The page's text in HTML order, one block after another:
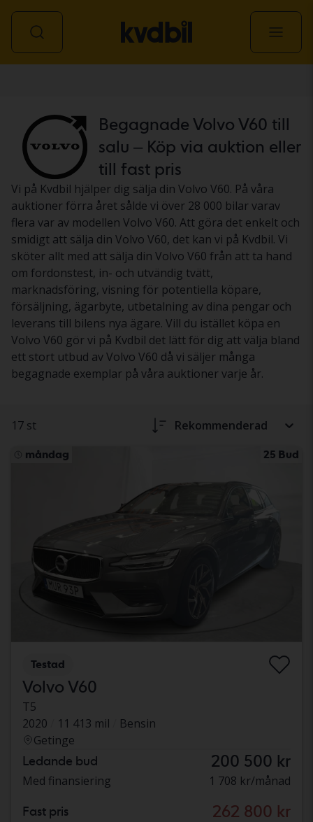
Begagnade Volvo V60 till
salu – Köp via auktion eller
till fast pris
Vi på Kvdbil hjälper dig sälja din Volvo V60. På våra
auktioner förra året sålde vi över 28 000 bilar varav
flera var av modellen Volvo V60. Att göra det enkelt och
smidigt att sälja din Volvo V60, det kan vi på Kvdbil. Vi
sköter allt med att sälja din Volvo V60 från att ta hand
om fordonstest, in- och utvändig tvätt,
marknadsföring, visning för potentiella köpare,
försäljning, ägarbyte, utbetalning av dina pengar och
leverans till bilens nya ägare. Vill du istället köpa en
Volvo V60 gör vi på Kvdbil det lätt för dig att välja bland
ett stort utbud av Volvo V60 då vi säljer många
begagnade exemplar på våra auktioner varje år.
17 st Rekommenderad
måndag 25 Bud
Testad
Volvo V60
T5
2020
11 413 mil
Bensin
Getinge
Ledande bud 200 500 kr
Med finansiering 1 708 kr/månad
Fast pris 262 800 kr